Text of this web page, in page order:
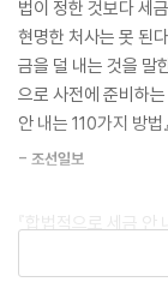
택을 취득(매매, 부담
할 등은 제외. 참고로
우에는 허가일로부터
이를 위반하면 거래
주담대와 관계없이
--- p.112
국세청에서는 재산
적으로 검토해 그 재
로부터 증여받은 것
최대한 알기 쉽게 설
다양하고 흥미진진
절세의 방법을 하나
을 통해 이야기하는
2026년에 적용되는
법이 정한 것보다 세
현명한 처사는 못 된
금을 덜 내는 것을 말
으로 사전에 준비하
안 내는 110가지 방법
- 조선일보
『합법적으로 세금
인 세무사가 실무에
정보를 전달한다. 특